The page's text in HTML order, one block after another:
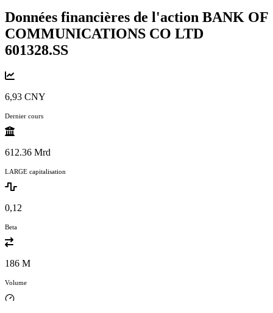
Données financières de l'action BANK OF
COMMUNICATIONS CO LTD
601328.SS
6,93 CNY
Dernier cours
612.36 Mrd
LARGE capitalisation
0,12
Beta
186 M
Volume